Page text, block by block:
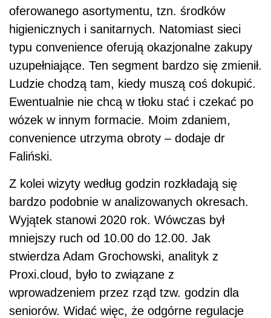
oferowanego asortymentu, tzn. środków
higienicznych i sanitarnych. Natomiast sieci
typu convenience oferują okazjonalne zakupy
uzupełniające. Ten segment bardzo się zmienił.
Ludzie chodzą tam, kiedy muszą coś dokupić.
Ewentualnie nie chcą w tłoku stać i czekać po
wózek w innym formacie. Moim zdaniem,
convenience utrzyma obroty – dodaje dr
Faliński.
Z kolei wizyty według godzin rozkładają się
bardzo podobnie w analizowanych okresach.
Wyjątek stanowi 2020 rok. Wówczas był
mniejszy ruch od 10.00 do 12.00. Jak
stwierdza Adam Grochowski, analityk z
Proxi.cloud, było to związane z
wprowadzeniem przez rząd tzw. godzin dla
seniorów. Widać więc, że odgórne regulacje